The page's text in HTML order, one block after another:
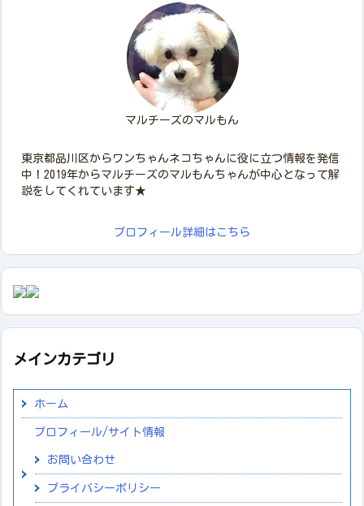
マルチーズのマルもん
東京都品川区からワンちゃんネコちゃんに役に立つ情報を発信
中！2019年からマルチーズのマルもんちゃんが中心となって解
説をしてくれています★
プロフィール詳細はこちら
メインカテゴリ
ホーム
プロフィール/サイト情報
お問い合わせ
プライバシーポリシー